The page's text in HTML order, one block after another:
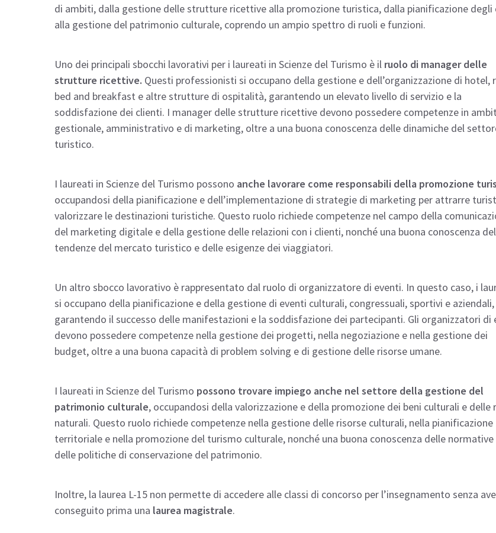
di ambiti, dalla gestione delle strutture ricettive alla promozione turistica, dalla pianificazione degli
alla gestione del patrimonio culturale, coprendo un ampio spettro di ruoli e funzioni.
Uno dei principali sbocchi lavorativi per i laureati in Scienze del Turismo è il ruolo di manager delle
strutture ricettive. Questi professionisti si occupano della gestione e dell’organizzazione di hotel,
bed and breakfast e altre strutture di ospitalità, garantendo un elevato livello di servizio e la
soddisfazione dei clienti. I manager delle strutture ricettive devono possedere competenze in
gestionale, amministrativo e di marketing, oltre a una buona conoscenza delle dinamiche del
turistico.
I laureati in Scienze del Turismo possono anche lavorare come responsabili della promozione
occupandosi della pianificazione e dell’implementazione di strategie di marketing per attrarre
valorizzare le destinazioni turistiche. Questo ruolo richiede competenze nel campo della
del marketing digitale e della gestione delle relazioni con i clienti, nonché una buona conoscenza
tendenze del mercato turistico e delle esigenze dei viaggiatori.
Un altro sbocco lavorativo è rappresentato dal ruolo di organizzatore di eventi. In questo caso, i
si occupano della pianificazione e della gestione di eventi culturali, congressuali, sportivi e aziendali,
garantendo il successo delle manifestazioni e la soddisfazione dei partecipanti. Gli organizzatori di
devono possedere competenze nella gestione dei progetti, nella negoziazione e nella gestione dei
budget, oltre a una buona capacità di problem solving e di gestione delle risorse umane.
I laureati in Scienze del Turismo possono trovare impiego anche nel settore della gestione del
patrimonio culturale, occupandosi della valorizzazione e della promozione dei beni culturali e delle
naturali. Questo ruolo richiede competenze nella gestione delle risorse culturali, nella pianificazione
territoriale e nella promozione del turismo culturale, nonché una buona conoscenza delle normative
delle politiche di conservazione del patrimonio.
Inoltre, la laurea L-15 non permette di accedere alle classi di concorso per l’insegnamento senza
conseguito prima una laurea magistrale.